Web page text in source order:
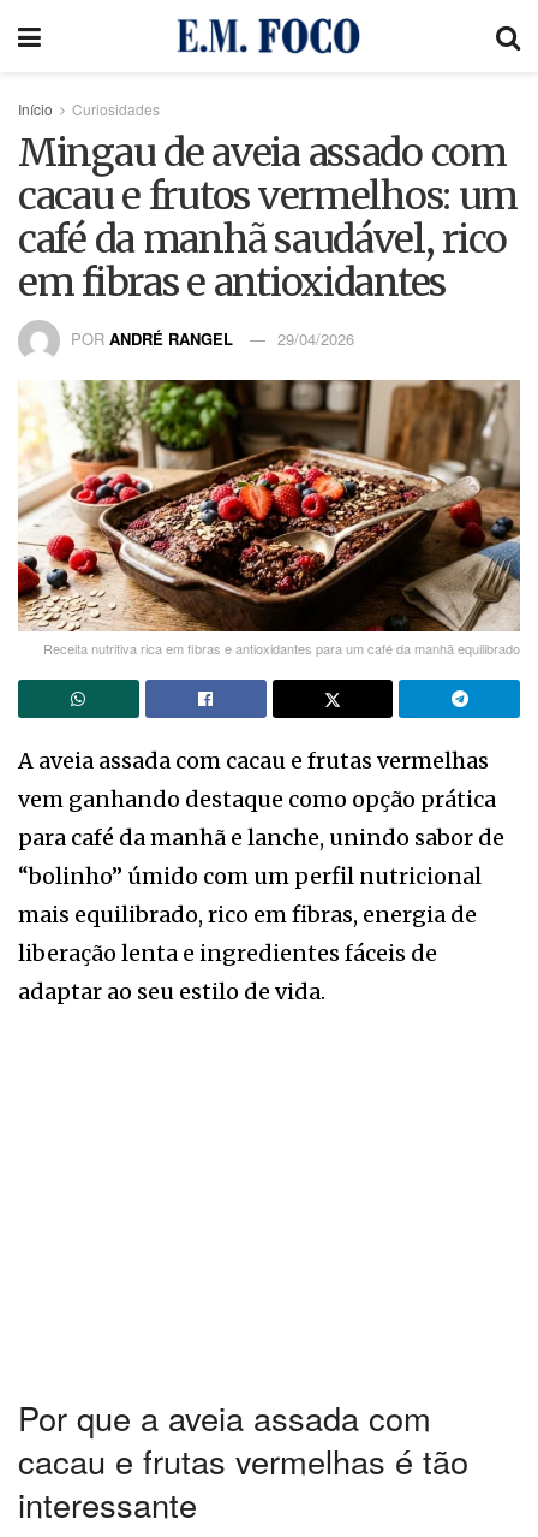
Início Curiosidades
Mingau de aveia assado com
cacau e frutos vermelhos: um
café da manhã saudável, rico
em fibras e antioxidantes
POR ANDRÉ RANGEL 29/04/2026
Receita nutritiva rica em fibras e antioxidantes para um café da manhã equilibrado
A aveia assada com cacau e frutas vermelhas
vem ganhando destaque como opção prática
para café da manhã e lanche, unindo sabor de
“bolinho” úmido com um perfil nutricional
mais equilibrado, rico em fibras, energia de
liberação lenta e ingredientes fáceis de
adaptar ao seu estilo de vida.
Por que a aveia assada com
cacau e frutas vermelhas é tão
interessante